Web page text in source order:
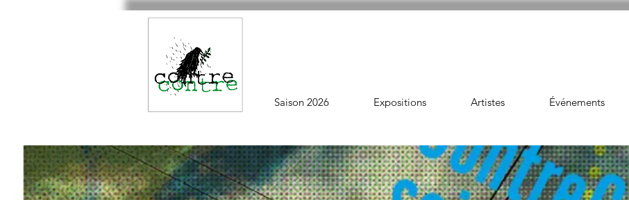
Saison 2026 Expositions Artistes Événements